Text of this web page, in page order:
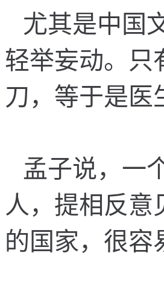
尤其是中国
轻举妄动。 只
刀， 等于是医
孟子说， 一
人， 提相反意
的国家， 很容